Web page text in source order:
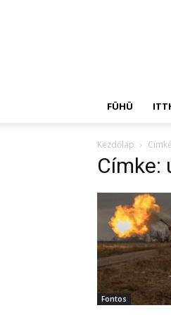
FÜHÜ
Kezdőlap
Címke:
Fontos